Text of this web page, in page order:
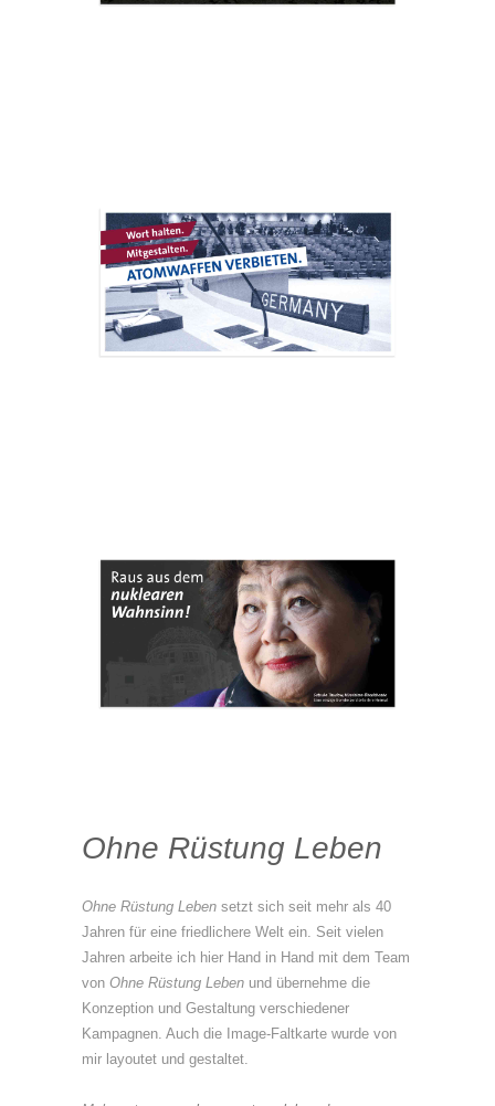
Ohne Rüstung Leben
Ohne Rüstung Leben setzt sich seit mehr als 40
Jahren für eine friedlichere Welt ein. Seit vielen
Jahren arbeite ich hier Hand in Hand mit dem Team
von Ohne Rüstung Leben und übernehme die
Konzeption und Gestaltung verschiedener
Kampagnen. Auch die Image-Faltkarte wurde von
mir layoutet und gestaltet.